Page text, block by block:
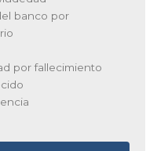
banco por
por fallecimiento